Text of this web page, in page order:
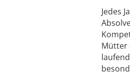
Jedes
Mütter